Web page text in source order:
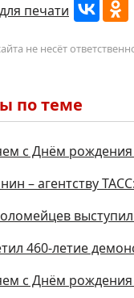
печати
не несёт
по теме
с Днём
– агентству
460-летие
с Днём